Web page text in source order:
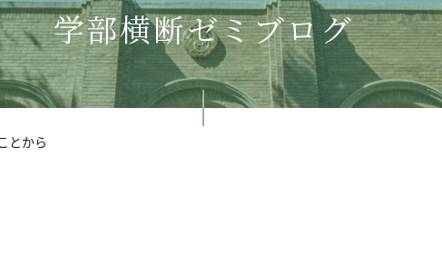
学部横断ゼミブログ
とから